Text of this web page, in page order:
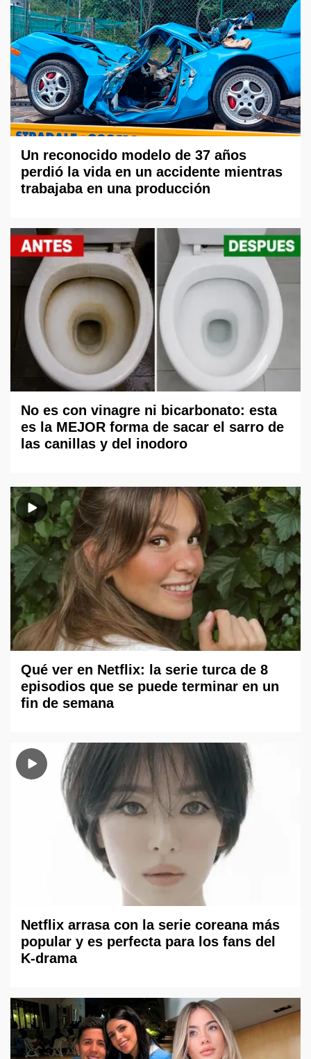
Un reconocido modelo de 37 años
perdió la vida en un accidente mientras
trabajaba en una producción
No es con vinagre ni bicarbonato: esta
es la MEJOR forma de sacar el sarro de
las canillas y del inodoro
Qué ver en Netflix: la serie turca de 8
episodios que se puede terminar en un
fin de semana
Netflix arrasa con la serie coreana más
popular y es perfecta para los fans del
K-drama